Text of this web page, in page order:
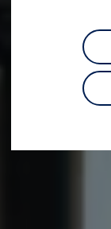
Zubehör